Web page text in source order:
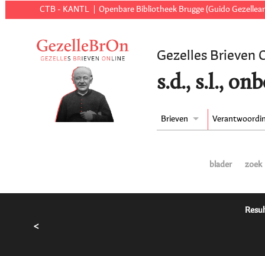
CTB - KANTL Openbare Bibliotheek Brugge (Guido
Gezelles Brieven
s.d., s.l.,
Brieven
blader zoek
<